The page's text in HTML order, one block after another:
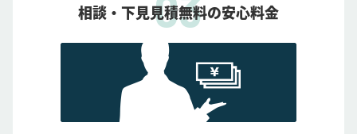
相談・下見見積無料の安心料金